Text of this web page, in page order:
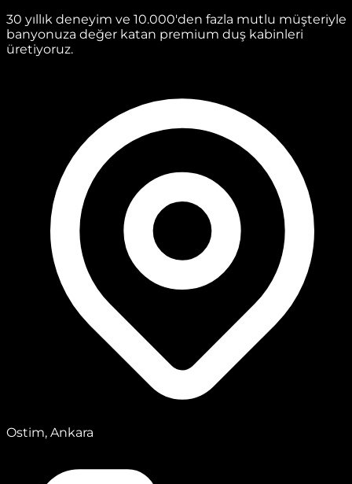
30 yıllık deneyim ve 10.000'den fazla mutlu müşteriyle
banyonuza değer katan premium duş kabinleri
üretiyoruz.
Ostim, Ankara